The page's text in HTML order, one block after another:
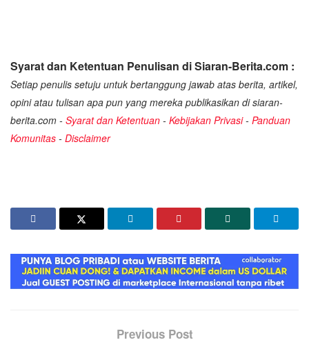
Syarat dan Ketentuan Penulisan di Siaran-Berita.com :
Setiap penulis setuju untuk bertanggung jawab atas berita, artikel,
opini atau tulisan apa pun yang mereka publikasikan di siaran-
berita.com - Syarat dan Ketentuan - Kebijakan Privasi- Panduan
Komunitas - Disclaimer
Previous Post